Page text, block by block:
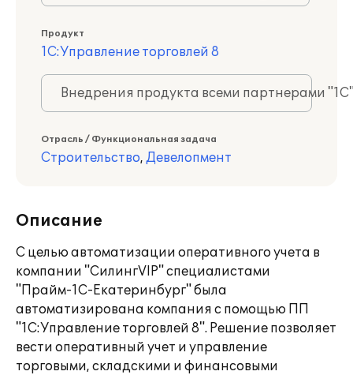
Продукт
1С:Управление торговлей 8
Внедрения продукта всеми партнерами
Отрасль / Функциональная задача
Строительство, Девелопмент
Описание
С целью автоматизации оперативного учета в
компании "СилингVIP" специалистами
"Прайм-1С-Екатеринбург" была
автоматизирована компания с помощью ПП
"1С:Управление торговлей 8". Решение позволяет
вести оперативный учет и управление
торговыми, складскими и финансовыми